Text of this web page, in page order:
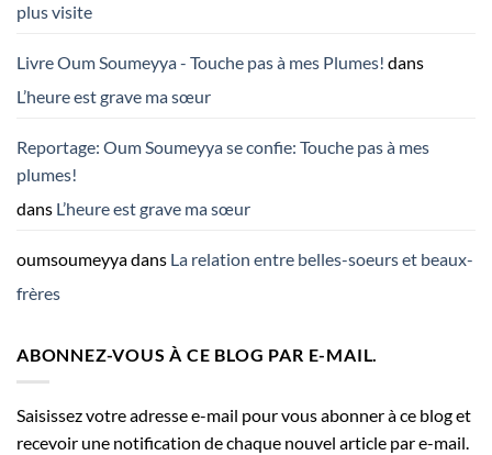
plus visite
Livre Oum Soumeyya - Touche pas à mes Plumes! dans
L’heure est grave ma sœur
Reportage: Oum Soumeyya se confie: Touche pas à mes
plumes!
dans L’heure est grave ma sœur
oumsoumeyyadans La relation entre belles-soeurs et beaux-
frères
ABONNEZ-VOUS À CE BLOG PAR E-MAIL.
Saisissez votre adresse e-mail pour vous abonner à ce blog et
recevoir une notification de chaque nouvel article par e-mail.